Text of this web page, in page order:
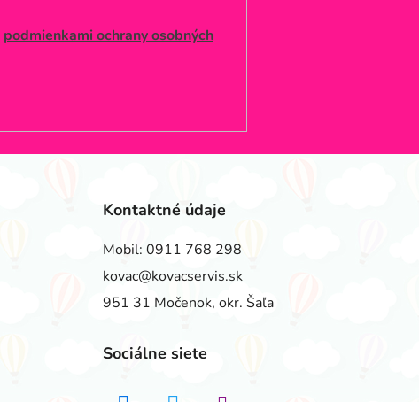
podmienkami ochrany osobných
Kontaktné údaje
Mobil: 0911 768 298
kovac@kovacservis.sk
951 31 Močenok, okr. Šaľa
Sociálne siete